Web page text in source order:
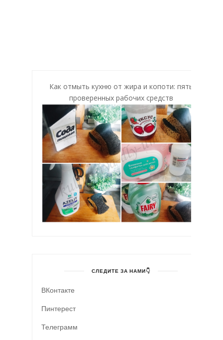
Как отмыть кухню от жира и копоти: пять
проверенных рабочих средств
СЛЕДИТЕ ЗА НАМИ👇
ВКонтакте
Пинтерест
Телеграмм